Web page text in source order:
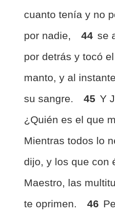
cuanto tenía y no
por nadie,
44 se
por detrás y tocó
manto, y al
su sangre.
45 Y
¿Quién es el que
Mientras todos lo
dijo, y los que con
Maestro, las
te oprimen.
46